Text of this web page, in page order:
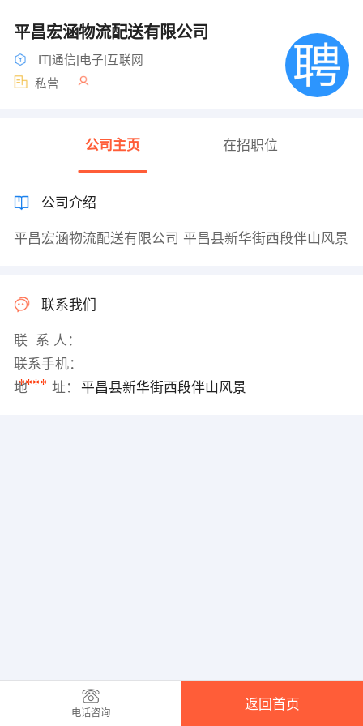
平昌宏涵物流配送有限公司
IT|通信|电子|互联网
私营
公司主页 在招职位
公司介绍
平昌宏涵物流配送有限公司 平昌县新华街西段伴山风景
联系我们
联 系 人：
联系手机：
****
地 址： 平昌县新华街西段伴山风景
电话咨询
返回首页